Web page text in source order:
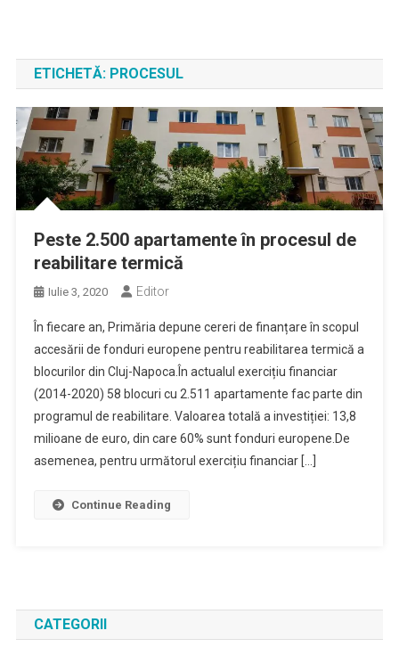
ETICHETĂ: PROCESUL
Peste 2.500 apartamente în procesul de
reabilitare termică
Iulie 3, 2020 Editor
În fiecare an, Primăria depune cereri de finanțare în scopul
accesării de fonduri europene pentru reabilitarea termică a
blocurilor din Cluj-Napoca.În actualul exercițiu financiar
(2014-2020) 58 blocuri cu 2.511 apartamente fac parte din
programul de reabilitare. Valoarea totală a investiției: 13,8
milioane de euro, din care 60% sunt fonduri europene.De
asemenea, pentru următorul exercițiu financiar […]
Continue Reading
CATEGORII